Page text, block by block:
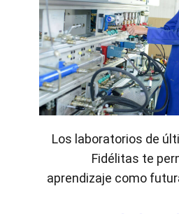
Los laboratorios de
Fidélitas te
aprendizaje como